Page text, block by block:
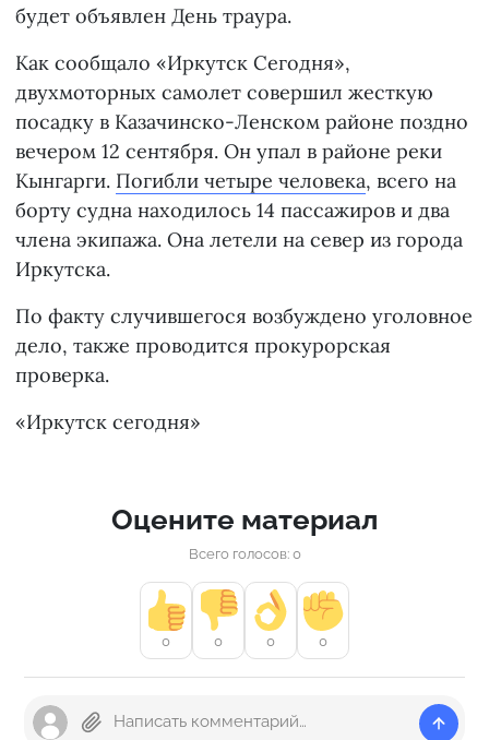
будет объявлен День траура.
Как сообщало «Иркутск Сегодня»,
двухмоторных самолет совершил жесткую
посадку в Казачинско-Ленском районе поздно
вечером 12 сентября. Он упал в районе реки
Кынгарги. Погибли четыре человека, всего на
борту судна находилось 14 пассажиров и два
члена экипажа. Она летели на север из города
Иркутска.
По факту случившегося возбуждено уголовное
дело, также проводится прокурорская
проверка.
«Иркутск сегодня»
Оцените материал
Всего голосов: 0
0 0 0 0